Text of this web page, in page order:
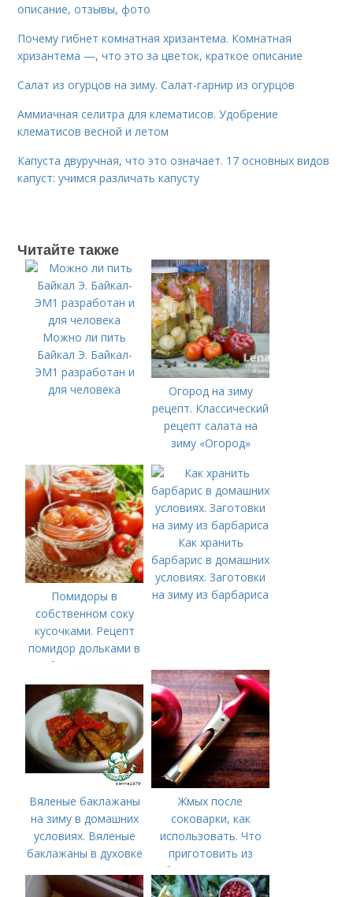
описание, отзывы, фото
Почему гибнет комнатная хризантема. Комнатная
хризантема —, что это за цветок, краткое описание
Салат из огурцов на зиму. Салат-гарнир из огурцов
Аммиачная селитра для клематисов. Удобрение
клематисов весной и летом
Капуста двуручная, что это означает. 17 основных видов
капуст: учимся различать капусту
Читайте также
Можно ли пить
Байкал Э. Байкал-
ЭМ1 разработан и
для человека
Огород на зиму
рецепт. Классический
рецепт салата на
зиму «Огород»
Помидоры в
собственном соку
кусочками. Рецепт
помидор дольками в
собственном соку
Как хранить
барбарис в домашних
условиях. Заготовки
на зиму из барбариса
Вяленые баклажаны
на зиму в домашних
условиях. Вяленые
баклажаны в духовке
приготовления на
Жмых после
соковарки, как
использовать. Что
приготовить из
яблочного пюре от
сока после